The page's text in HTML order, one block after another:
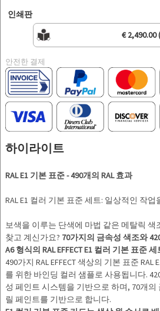
인쇄판
€ 2,490.00
안전한 결제
하이라이트
RAL E1 기본 표준 - 490개의 RAL 효과
RAL E1 컬러 기본 표준 세트: 일상적인 작
보색을 이루는 단색에 마법 같은 메탈릭 색
찾고 계신가요? 70가지의 금속성 색조와
A6 형식의 RAL EFFECT E1 컬러 기본 표준
490가지 RAL EFFECT 색상의 기본 표준
를 위한 바인딩 컬러 샘플로 사용됩니다.
성 페인트 시스템을 기반으로 하며, 70개
릴 페인트를 기반으로 합니다.